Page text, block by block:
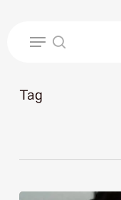
search
Menu
Tag